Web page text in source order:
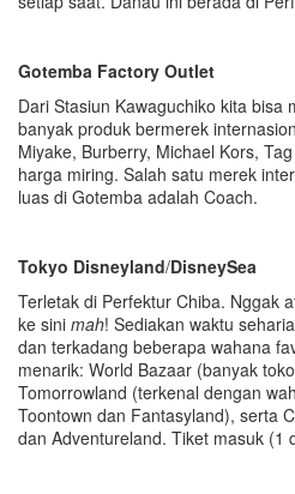
Gotemba Factory Outlet
Dari Stasiun Kawaguchiko kita bisa
banyak produk bermerek
Miyake, Burberry, Michael Kors,
harga miring. Salah satu merek
luas di Gotemba adalah Coach.
Tokyo Disneyland/DisneySea
Terletak di Perfektur Chiba. Nggak
ke sini mah! Sediakan waktu
dan terkadang beberapa wahana
menarik: World Bazaar (banyak
Tomorrowland (terkenal dengan
Toontown dan Fantasyland), serta
dan Adventureland. Tiket masuk (1